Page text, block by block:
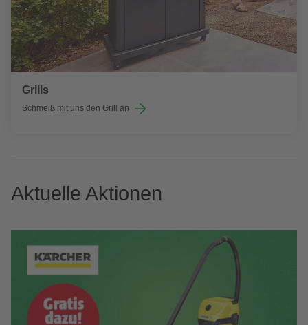
Grills
Schmeiß mit uns den Grill an
Aktuelle Aktionen